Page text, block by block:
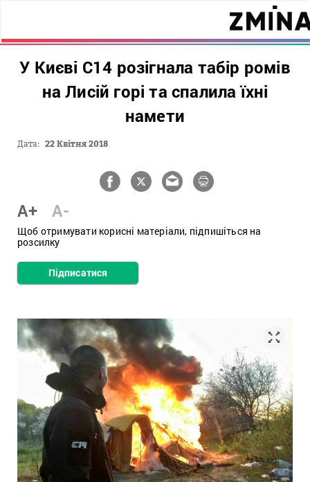
У Києві С14 розігнала табір ромів
на Лисій горі та спалила їхні
намети
Дата: 22 Квітня 2018
A+ A-
Щоб отримувати корисні матеріали, підпишіться на
розсилку
Підписатися